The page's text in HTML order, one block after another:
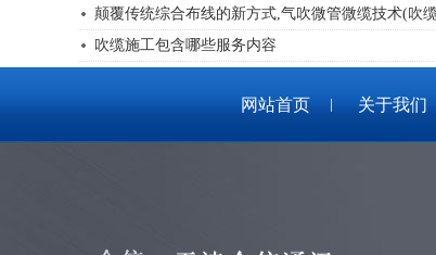
颠覆传统综合布线的新方式,气吹微管微缆技术(吹
吹缆施工包含哪些服务内容
网站首页 关于我们